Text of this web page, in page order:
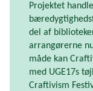
Projektet
del af
arrangørerne
måde kan
med UGE17s
Craftivism